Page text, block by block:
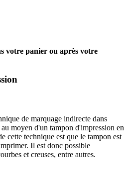
votre panier ou après votre
de marquage indirecte dans
moyen d'un tampon d'impression en
cette technique est que le tampon est
Il est donc possible
et creuses, entre autres.